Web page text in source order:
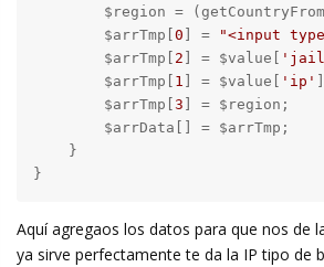
$region =
        $arrTmp[
0 ] = "<input
        $arrTmp[
2 ] = $value[
        $arrTmp[
1 ] = $value[ 'ip'
        $arrTmp[
3 ] = $region;
        $arrData[] = $arrTmp;
    }
}
Aquí agregaos los datos para que nos de
ya sirve perfectamente te da la IP tipo de